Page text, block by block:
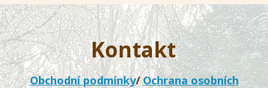
Kontakt
Obchodní podmínky/Ochrana osobních